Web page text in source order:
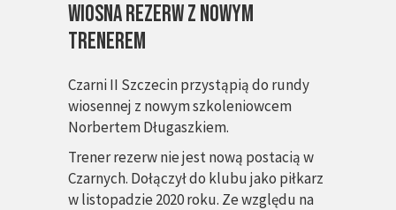
Czarni II Szczecin przystąpią do rundy
wiosennej z nowym szkoleniowcem
Norbertem Długaszkiem.
Trener rezerw nie jest nową postacią w
Czarnych. Dołączył do klubu jako piłkarz
w listopadzie 2020 roku. Ze względu na
WIOSNA REZERW Z NOWYM
TRENEREM